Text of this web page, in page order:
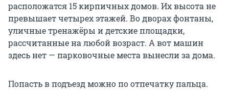
расположатся 15 кирпичных домов. Их высота не
превышает четырех этажей. Во дворах фонтаны,
уличные тренажёры и детские площадки,
рассчитанные на любой возраст. А вот машин
здесь нет — парковочные места вынесли за дома.
Попасть в подъезд можно по отпечатку пальца.